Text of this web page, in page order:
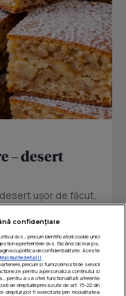
– desert
ușor de făcut,
confidențiale
dvs., precum identificatorii cookie unici
preferințele dvs. făcând clic mai jos,
cu politica de confidențialitate. Aceste
Mai multe detalii
precum si furnizorii nostri de servicii
pentru a personaliza continutul si
pentru a va oferi functionalitati aferente
de drepturile prevazute de art. 15-22 din
drepturi pot fi exercitate prin modalitatea